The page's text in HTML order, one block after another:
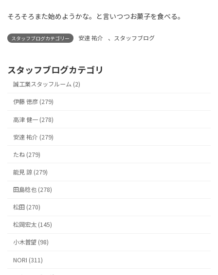
そろそろまた始めようかな。と言いつつお菓子を食べる。
スタッフブログカテゴリー 安達 祐介 、 スタッフブログ
スタッフブログカテゴリ
誠工業スタッフルーム (2)
伊藤 徳彦 (279)
高津 健一 (278)
安達 祐介 (279)
たね (279)
能見 諒 (279)
田島稔也 (278)
松田 (270)
松岡宏太 (145)
小木曽望 (98)
NORI (311)